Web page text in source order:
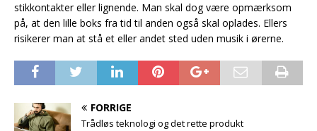
stikkontakter eller lignende. Man skal dog være opmærksom
på, at den lille boks fra tid til anden også skal oplades. Ellers
risikerer man at stå et eller andet sted uden musik i ørerne.
FORRIGE
Trådløs teknologi og det rette produkt